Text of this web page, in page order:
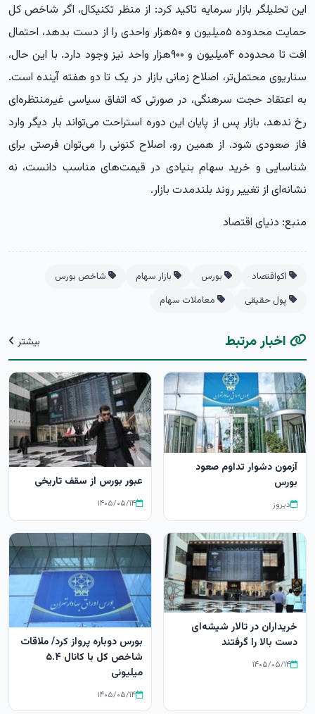
این تحلیلگر بازار سرمایه تاکید کرد: از منظر تکنیکال، اگر شاخص کل
حمایت محدوده ۵‌میلیون و ۵۰هزار واحدی را از دست بدهد، احتمال
افت تا محدوده ۴‌میلیون و ۹۰۰هزار واحد نیز وجود دارد. با این حال،
سناریوی محتمل‌تر، اصلاح زمانی بازار در یک تا دو هفته آینده است.
به اعتقاد حجت سرهنگی، در صورتی که اتفاق سیاسی غیرمنتظره‌ای
رخ ندهد، بازار پس از پایان این دوره استراحت می‌تواند بار دیگر وارد
فاز صعودی شود. از همین رو، اصلاح کنونی را می‌توان فرصتی برای
شناسایی و خرید سهام بنیادی در قیمت‌های مناسب دانست، نه
نشانه‌ای از تغییر روند بلندمدت بازار.
منبع: دنیای اقتصاد
اکواقتصاد بورس بازار سهام
شاخص بورس
پول حقیقی
معاملات سهام
اخبار مرتبط بیشتر
آزمون دشوار تداوم صعود
بورس
دیروز
عبور بورس از سقف تاریخی
۱۴۰۵/۰۵/۱۴
خریداران در تالار شیشه‌ای
دست بالا را گرفتند
۱۴۰۵/۰۵/۱۴
بورس دوباره پرواز کرد/ ملاقات
شاخص کل با کانال ۵.۴
میلیونی
۱۴۰۵/۰۵/۱۴